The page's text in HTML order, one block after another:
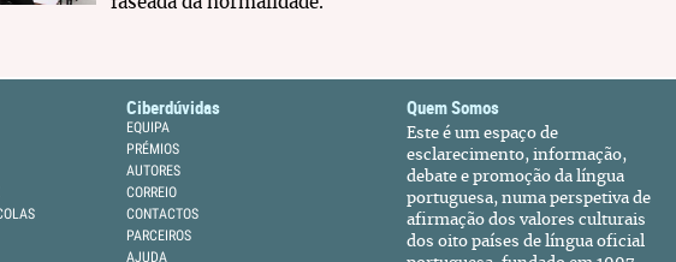
Ciberdúvidas
EQUIPA
PRÉMIOS
AUTORES
CORREIO
CONTACTOS
PARCEIROS
AJUDA
Quem Somos
Este é um espaço de
esclarecimento, informação,
debate e promoção da língua
portuguesa, numa perspetiva de
afirmação dos valores culturais
dos oito países de língua oficial